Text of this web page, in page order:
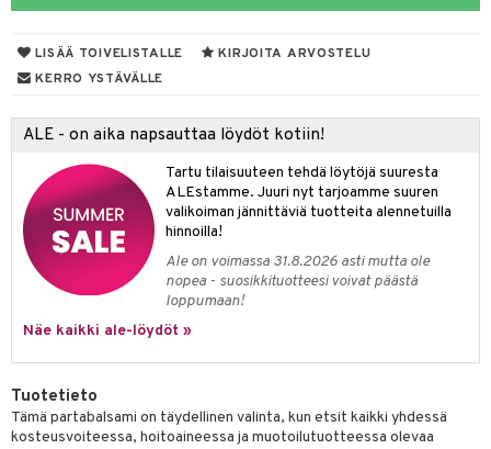
LISÄÄ TOIVELISTALLE
KIRJOITA ARVOSTELU
KERRO YSTÄVÄLLE
ALE - on aika napsauttaa löydöt kotiin!
Tartu tilaisuuteen tehdä löytöjä suuresta
ALEstamme. Juuri nyt tarjoamme suuren
valikoiman jännittäviä tuotteita alennetuilla
hinnoilla!
Ale on voimassa 31.8.2026 asti mutta ole
nopea - suosikkituotteesi voivat päästä
loppumaan!
Näe kaikki ale-löydöt »
Tuotetieto
Tämä partabalsami on täydellinen valinta, kun etsit kaikki yhdessä
kosteusvoiteessa, hoitoaineessa ja muotoilutuotteessa olevaa
& Kutina
poisto
& Lämpö
& Ovulointi
Vilustuminen & Kipu
Korvat
& 6
& Haavat
Imetys
hoito
& Suihkeet